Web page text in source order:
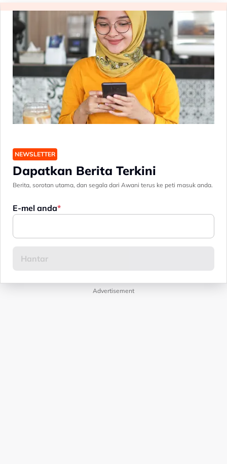
NEWSLETTER
Dapatkan Berita Terkini
Berita, sorotan utama, dan segala dari Awani terus ke peti masuk anda.
E-mel anda
Advertisement